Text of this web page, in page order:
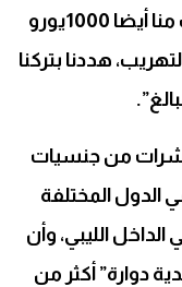
عبر دروب وعرة، وبعد 24 ساعة طلب منا أيضا 1000يورو
هددنا بتركنا
من جنسيات
المختلفة
الليبي، وأن
دوارة” أكثر من